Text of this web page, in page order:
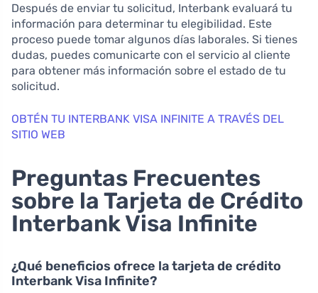
Después de enviar tu solicitud, Interbank evaluará tu
información para determinar tu elegibilidad. Este
proceso puede tomar algunos días laborales. Si tienes
dudas, puedes comunicarte con el servicio al cliente
para obtener más información sobre el estado de tu
solicitud.
OBTÉN TU INTERBANK VISA INFINITE A TRAVÉS DEL
SITIO WEB
Preguntas Frecuentes
sobre la Tarjeta de Crédito
Interbank Visa Infinite
¿Qué beneficios ofrece la tarjeta de crédito
Interbank Visa Infinite?